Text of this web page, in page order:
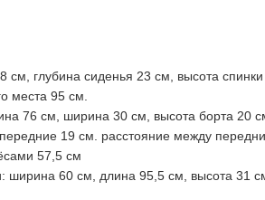
см, глубина сиденья 23 см, высота
места 95 см.
76 см, ширина 30 см, высота борта 20
19 см. расстояние между
57,5 см
ширина 60 см, длина 95,5 см, высота 31